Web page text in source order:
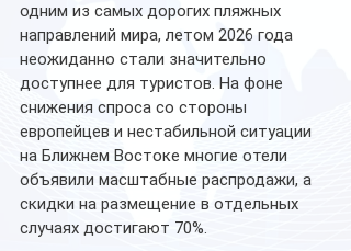
одним из самых дорогих пляжных
направлений мира, летом 2026 года
неожиданно стали значительно
доступнее для туристов. На фоне
снижения спроса со стороны
европейцев и нестабильной ситуации
на Ближнем Востоке многие отели
объявили масштабные распродажи, а
скидки на размещение в отдельных
случаях достигают 70%.